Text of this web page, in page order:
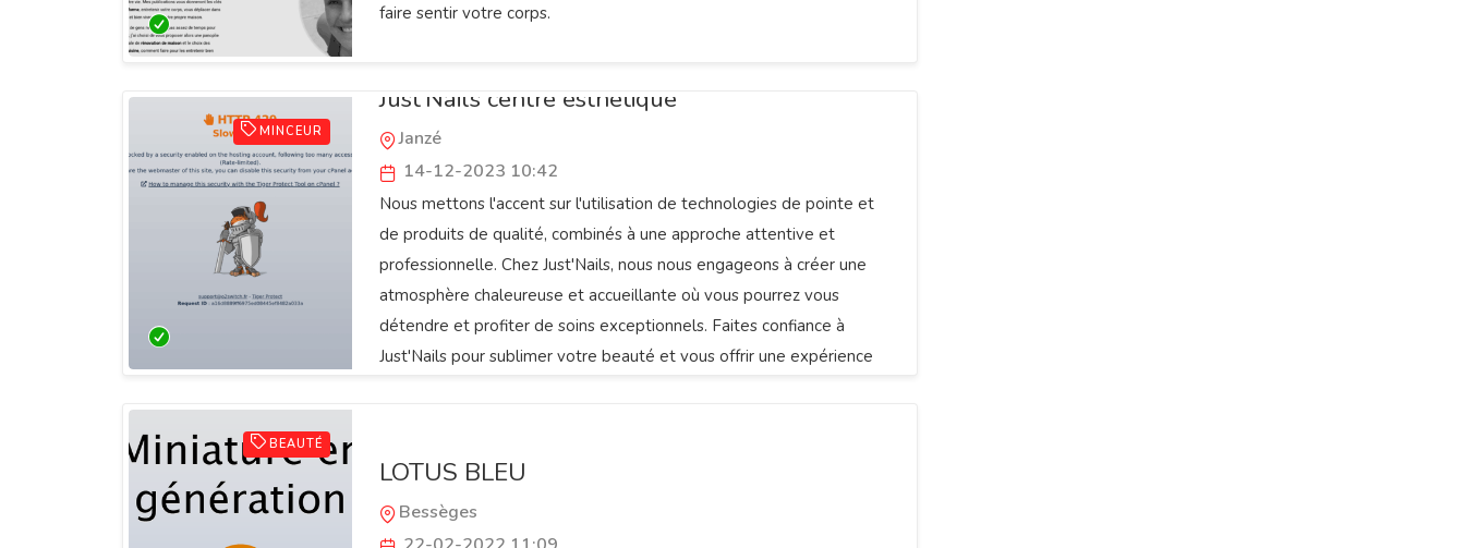
faire sentir votre corps.
MINCEUR
Just’Nails centre esthétique
Janzé
14-12-2023 10:42
Nous mettons l'accent sur l'utilisation de technologies de pointe et
de produits de qualité, combinés à une approche attentive et
professionnelle. Chez Just'Nails, nous nous engageons à créer une
atmosphère chaleureuse et accueillante où vous pourrez vous
détendre et profiter de soins exceptionnels. Faites confiance à
Just'Nails pour sublimer votre beauté et vous offrir une expérience
BEAUTÉ
LOTUS BLEU
Bessèges